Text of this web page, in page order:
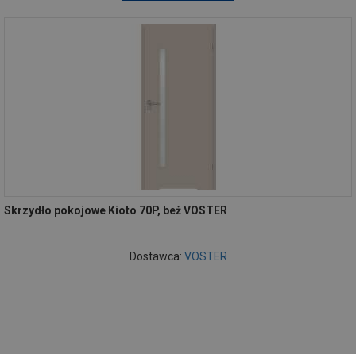
Skrzydło pokojowe Kioto 70P, beż VOSTER
Dostawca: VOSTER